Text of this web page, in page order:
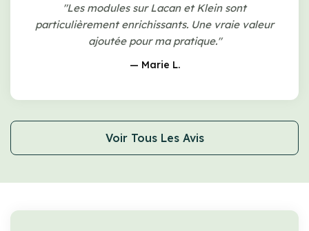
"Les modules sur Lacan et Klein sont
particulièrement enrichissants. Une vraie valeur
ajoutée pour ma pratique."
— Marie L.
Voir Tous Les Avis